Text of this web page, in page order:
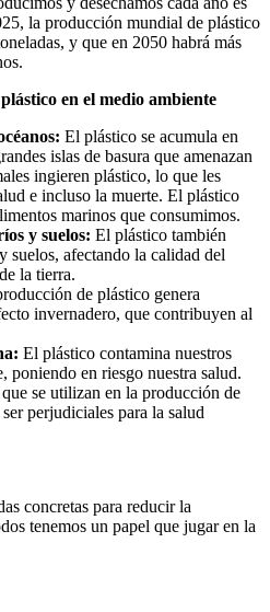
la producción mundial de plástico
y que en 2050 habrá más
en el medio ambiente
El plástico se acumula en
islas de basura que amenazan
ingieren plástico, lo que les
e incluso la muerte. El plástico
marinos que consumimos.
y suelos: El plástico también
suelos, afectando la calidad del
la tierra.
de plástico genera
invernadero, que contribuyen al
El plástico contamina nuestros
poniendo en riesgo nuestra salud.
se utilizan en la producción de
perjudiciales para la salud
concretas para reducir la
tenemos un papel que jugar en la